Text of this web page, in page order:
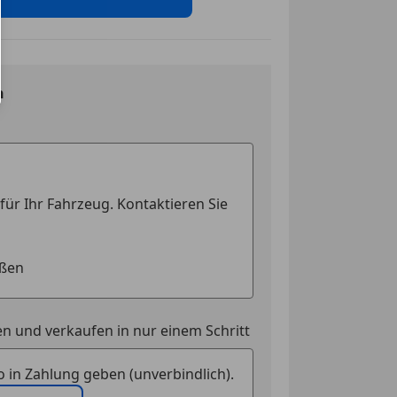
und verkaufen in nur einem Schritt
in Zahlung geben (unverbindlich).